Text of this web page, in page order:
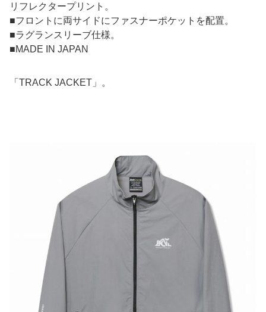
リフレクタープリント。
■フロントに両サイドにファスナーポケットを配置。
■ラグランスリーブ仕様。
■MADE IN JAPAN
「TRACK JACKET」。